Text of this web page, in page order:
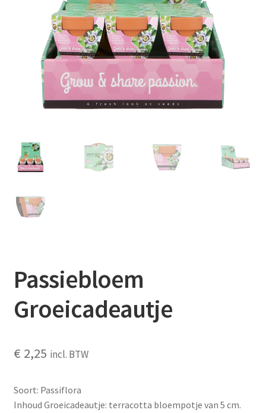
Booking Search
Passiebloem
Groeicadeautje
€ 2,25 incl. BTW
Soort: Passiflora
Inhoud Groeicadeautje: terracotta bloempotje van 5 cm.